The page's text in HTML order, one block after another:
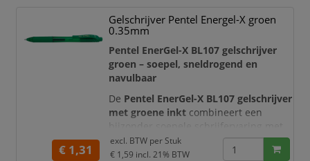
duurzamePilot Begreen-serie. Dankzij
de comfortabele rubberen grip, het
praktische drukknopmechanisme en de
duidelijke
Gelschrijver Pentel Energel-X groen
0.35mm
Pentel EnerGel-X BL107 gelschrijver
groen – soepel, sneldrogend en
navulbaar
De Pentel EnerGel-X BL107 gelschrijver
met groene inkt combineert een
bijzonder soepele schrijfervaring met
een korte droogtijd. De originele Pentel
EnerGel-inkt vloeit gelijkmatig over het
€ 1,31
excl. BTW per Stuk
€ 1,59 incl. 21% BTW